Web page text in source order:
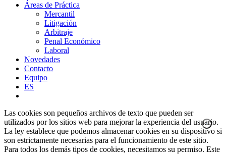
Áreas de Práctica
Mercantil
Litigación
Arbitraje
Penal Económico
Laboral
Novedades
Contacto
Equipo
ES
Las cookies son pequeños archivos de texto que pueden ser
utilizados por los sitios web para mejorar la experiencia del usuario.
La ley establece que podemos almacenar cookies en su dispositivo si
son estrictamente necesarias para el funcionamiento de este sitio.
Para todos los demás tipos de cookies, necesitamos su permiso. Este